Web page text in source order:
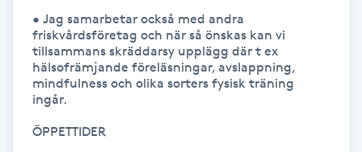
Huduppstramning
Hudvård
Hyaluronsyra
• Jag samarbetar också med andra
friskvårdsföretag och när så önskas kan vi
tillsammans skräddarsy upplägg där t ex
hälsofrämjande föreläsningar, avslappning,
mindfulness och olika sorters fysisk träning
ingår.
ÖPPETTIDER